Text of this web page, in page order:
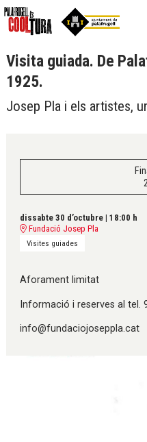
Visita guiada. De
1925.
Josep Pla i els artistes,
dissabte 30 d’octubre | 18:00 h
Fundació Josep Pla
Visites guiades
Aforament limitat
Informació i reserves al tel.
info@fundaciojoseppla.cat